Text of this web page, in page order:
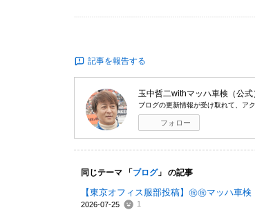
記事を報告する
玉中哲二withマッハ車検（公式
ブログの更新情報が受け取れて、ア
フォロー
同じテーマ 「 ブログ」 の記事
2026-07-25 1